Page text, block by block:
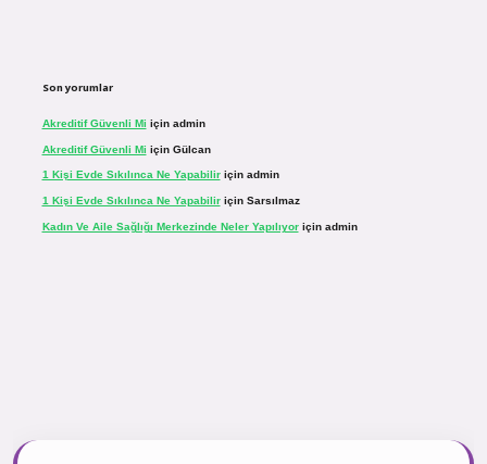
Son yorumlar
Akreditif Güvenli Mi için admin
Akreditif Güvenli Mi için Gülcan
1 Kişi Evde Sıkılınca Ne Yapabiliriçin admin
1 Kişi Evde Sıkılınca Ne Yapabiliriçin Sarsılmaz
Kadın Ve Aile Sağlığı Merkezinde Neler Yapılıyoriçin admin